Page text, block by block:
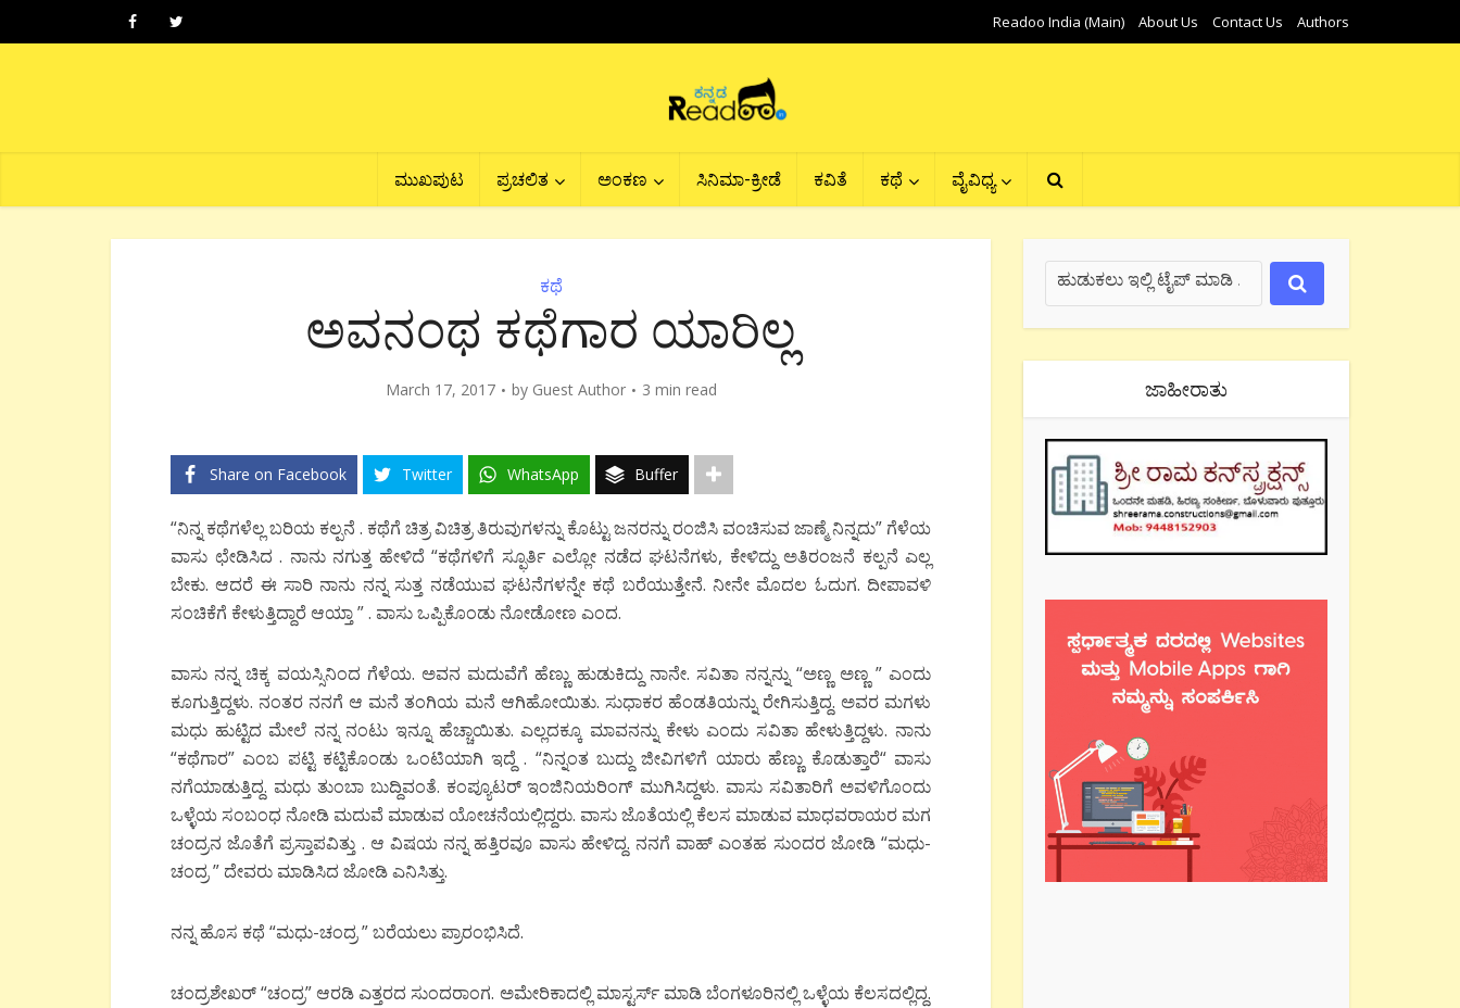
Readoo India (Main) About Us Contact Us Authors
ಮುಖಪುಟ ಪ್ರಚಲಿತ ಅಂಕಣ ಸಿನಿಮಾ-ಕ್ರೀಡೆ ಕವಿತೆ ಕಥೆ ವೈವಿಧ್ಯ
ಕಥೆ
ಅವನಂಥ ಕಥೆಗಾರ ಯಾರಿಲ್ಲ
March 17, 2017 by Guest Author 3 min read
Share on Facebook Twitter WhatsApp Buffer
“ನಿನ್ನ ಕಥೆಗಳೆಲ್ಲ ಬರಿಯ ಕಲ್ಪನೆ . ಕಥೆಗೆ ಚಿತ್ರ ವಿಚಿತ್ರ ತಿರುವುಗಳನ್ನು ಕೊಟ್ಟು ಜನರನ್ನು ರಂಜಿಸಿ ವಂಚಿಸುವ ಜಾಣ್ಮೆ ನಿನ್ನದು” ಗೆಳೆಯ
ವಾಸು ಛೇಡಿಸಿದ . ನಾನು ನಗುತ್ತ ಹೇಳಿದೆ “ಕಥೆಗಳಿಗೆ ಸ್ಫೂರ್ತಿ ಎಲ್ಲೋ ನಡೆದ ಘಟನೆಗಳು, ಕೇಳಿದ್ದು ಅತಿರಂಜನೆ ಕಲ್ಪನೆ ಎಲ್ಲ
ಬೇಕು. ಆದರೆ ಈ ಸಾರಿ ನಾನು ನನ್ನ ಸುತ್ತ ನಡೆಯುವ ಘಟನೆಗಳನ್ನೇ ಕಥೆ ಬರೆಯುತ್ತೇನೆ. ನೀನೇ ಮೊದಲ ಓದುಗ. ದೀಪಾವಳಿ
ಸಂಚಿಕೆಗೆ ಕೇಳುತ್ತಿದ್ದಾರೆ ಆಯ್ತಾ ” . ವಾಸು ಒಪ್ಪಿಕೊಂಡು ನೋಡೋಣ ಎಂದ.
ವಾಸು ನನ್ನ ಚಿಕ್ಕ ವಯಸ್ಸಿನಿಂದ ಗೆಳೆಯ. ಅವನ ಮದುವೆಗೆ ಹೆಣ್ಣು ಹುಡುಕಿದ್ದು ನಾನೇ. ಸವಿತಾ ನನ್ನನ್ನು “ಅಣ್ಣ ಅಣ್ಣ ” ಎಂದು
ಕೂಗುತ್ತಿದ್ದಳು. ನಂತರ ನನಗೆ ಆ ಮನೆ ತಂಗಿಯ ಮನೆ ಆಗಿಹೋಯಿತು. ಸುಧಾಕರ ಹೆಂಡತಿಯನ್ನು ರೇಗಿಸುತ್ತಿದ್ದ. ಅವರ ಮಗಳು
ಮಧು ಹುಟ್ಟಿದ ಮೇಲೆ ನನ್ನ ನಂಟು ಇನ್ನೂ ಹೆಚ್ಚಾಯಿತು. ಎಲ್ಲದಕ್ಕೂ ಮಾವನನ್ನು ಕೇಳು ಎಂದು ಸವಿತಾ ಹೇಳುತ್ತಿದ್ದಳು. ನಾನು
“ಕಥೆಗಾರ” ಎಂಬ ಪಟ್ಟಿ ಕಟ್ಟಿಕೊಂಡು ಒಂಟಿಯಾಗಿ ಇದ್ದೆ . “ನಿನ್ನಂತ ಬುದ್ದು ಜೀವಿಗಳಿಗೆ ಯಾರು ಹೆಣ್ಣು ಕೊಡುತ್ತಾರೆ“ ವಾಸು
ನಗೆಯಾಡುತ್ತಿದ್ದ. ಮಧು ತುಂಬಾ ಬುದ್ದಿವಂತೆ. ಕಂಪ್ಯೂಟರ್ ಇಂಜಿನಿಯರಿಂಗ್ ಮುಗಿಸಿದ್ದಳು. ವಾಸು ಸವಿತಾರಿಗೆ ಅವಳಿಗೊಂದು
ಒಳ್ಳೆಯ ಸಂಬಂಧ ನೋಡಿ ಮದುವೆ ಮಾಡುವ ಯೋಚನೆಯಲ್ಲಿದ್ದರು. ವಾಸು ಜೊತೆಯಲ್ಲಿ ಕೆಲಸ ಮಾಡುವ ಮಾಧವರಾಯರ ಮಗ
ಚಂದ್ರನ ಜೊತೆಗೆ ಪ್ರಸ್ತಾಪವಿತ್ತು . ಆ ವಿಷಯ ನನ್ನ ಹತ್ತಿರವೂ ವಾಸು ಹೇಳಿದ್ದ. ನನಗೆ ವಾಹ್ ಎಂತಹ ಸುಂದರ ಜೋಡಿ “ಮಧು-
ಚಂದ್ರ ” ದೇವರು ಮಾಡಿಸಿದ ಜೋಡಿ ಎನಿಸಿತ್ತು.
ನನ್ನ ಹೊಸ ಕಥೆ “ಮಧು-ಚಂದ್ರ ” ಬರೆಯಲು ಪ್ರಾರಂಭಿಸಿದೆ.
ಚಂದ್ರಶೇಖರ್ “ಚಂದ್ರ” ಆರಡಿ ಎತ್ತರದ ಸುಂದರಾಂಗ. ಅಮೇರಿಕಾದಲ್ಲಿ ಮಾಸ್ಟರ್ಸ್ ಮಾಡಿ ಬೆಂಗಳೂರಿನಲ್ಲಿ ಒಳ್ಳೆಯ ಕೆಲಸದಲ್ಲಿದ್ದ.
ಜಾಹೀರಾತು